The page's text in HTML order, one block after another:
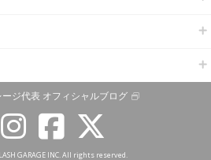
ジ代表 オフィシャルブログ
GARAGE INC. All rights reserved.